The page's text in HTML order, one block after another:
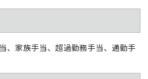
、家族手当、超過勤務手当、通勤手